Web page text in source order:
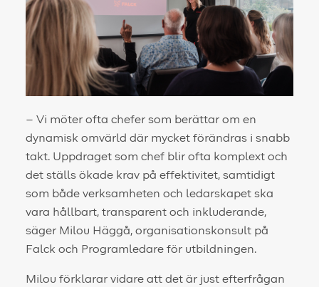
– Vi möter ofta chefer som berättar om en
dynamisk omvärld där mycket förändras i snabb
takt. Uppdraget som chef blir ofta komplext och
det ställs ökade krav på effektivitet, samtidigt
som både verksamheten och ledarskapet ska
vara hållbart, transparent och inkluderande,
säger Milou Häggå, organisationskonsult på
Falck och Programledare för utbildningen.
Milou förklarar vidare att det är just efterfrågan